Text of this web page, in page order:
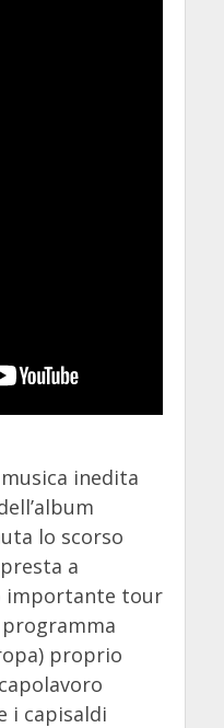
inedita
lo scorso
a
importante tour
proprio
i capisaldi